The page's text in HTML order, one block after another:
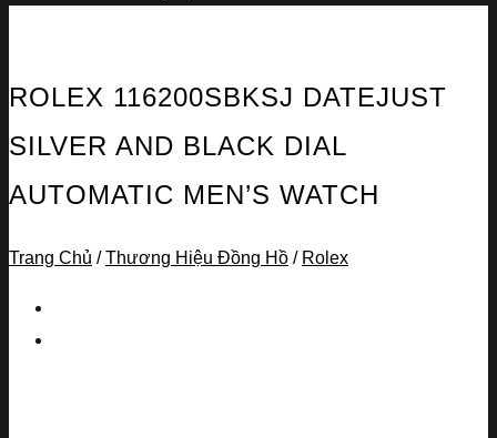
ROLEX 116200SBKSJ DATEJUST
SILVER AND BLACK DIAL
AUTOMATIC MEN’S WATCH
Trang Chủ / Thương Hiệu Đồng Hồ / Rolex